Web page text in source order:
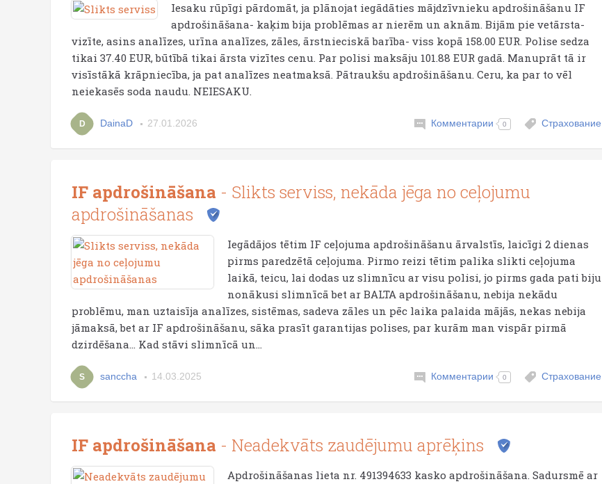
Iesaku rūpīgi pārdomāt, ja plānojat iegādāties mājdzīvnieku apdrošināšanu IF
apdrošināšana- kaķim bija problēmas ar nierēm un aknām. Bijām pie vetārsta-
vizīte, asins analīzes, urīna analīzes, zāles, ārstnieciskā barība- viss kopā 158.00 EUR. Polise sedza
tikai 37.40 EUR, būtībā tikai ārsta vizītes cenu. Par polisi maksāju 101.88 EUR gadā. Manuprāt tā ir
visīstākā krāpniecība, ja pat analīzes neatmaksā. Pātraukšu apdrošināšanu. Ceru, ka par to vēl
neiekasēs soda naudu. NEIESAKU.
D DainaD 27.01.2026 Комментарии 0 Страхование
IF apdrošināšana - Slikts serviss, nekāda jēga no ceļojumu
apdrošināšanas
Iegādājos tētim IF ceļojuma apdrošināšanu ārvalstīs, laicīgi 2 dienas
pirms paredzētā ceļojuma. Pirmo reizi tētim palika slikti ceļojuma
laikā, teicu, lai dodas uz slimnīcu ar visu polisi, jo pirms gada pati biju
nonākusi slimnīcā bet ar BALTA apdrošināšanu, nebija nekādu
problēmu, man uztaisīja analīzes, sistēmas, sadeva zāles un pēc laika palaida mājās, nekas nebija
jāmaksā, bet ar IF apdrošināšanu, sāka prasīt garantijas polises, par kurām man vispār pirmā
dzirdēšana… Kad stāvi slimnīcā un...
S sanccha 14.03.2025 Комментарии 0 Страхование
IF apdrošināšana - Neadekvāts zaudējumu aprēķins
Apdrošināšanas lieta nr. 491394633 kasko apdrošināšana. Sadursmē ar